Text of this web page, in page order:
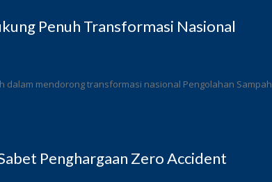
Penuh Transformasi Nasional
dalam mendorong transformasi nasional Pengolahan Sampah
Penghargaan Zero Accident